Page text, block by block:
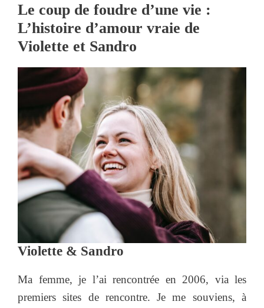
Le coup de foudre d’une vie :
L’histoire d’amour vraie de
Violette et Sandro
Violette & Sandro
Ma femme, je l’ai rencontrée en 2006, via les
premiers sites de rencontre. Je me souviens, à